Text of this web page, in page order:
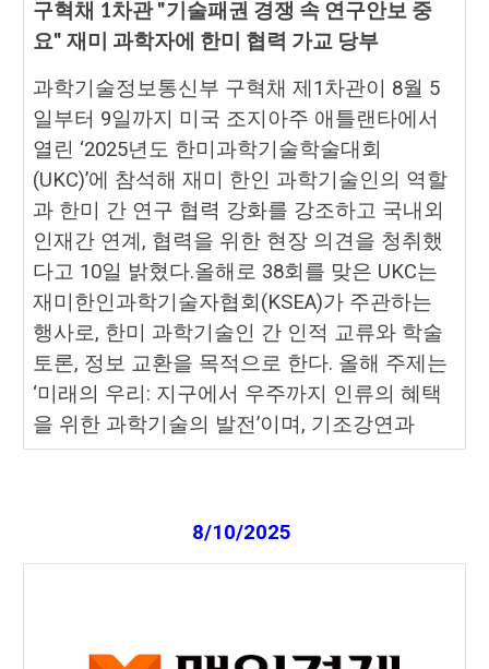
구혁채 1차관 "기술패권 경쟁 속 연구안보 중
요" 재미 과학자에 한미 협력 가교 당부
과학기술정보통신부 구혁채 제1차관이 8월 5
일부터 9일까지 미국 조지아주 애틀랜타에서
열린 ‘2025년도 한미과학기술학술대회
(UKC)’에 참석해 재미 한인 과학기술인의 역할
과 한미 간 연구 협력 강화를 강조하고 국내외
인재간 연계, 협력을 위한 현장 의견을 청취했
다고 10일 밝혔다.올해로 38회를 맞은 UKC는
재미한인과학기술자협회(KSEA)가 주관하는
행사로, 한미 과학기술인 간 인적 교류와 학술
토론, 정보 교환을 목적으로 한다. 올해 주제는
‘미래의 우리: 지구에서 우주까지 인류의 혜택
을 위한 과학기술의 발전’이며, 기조강연과
8/10/2025